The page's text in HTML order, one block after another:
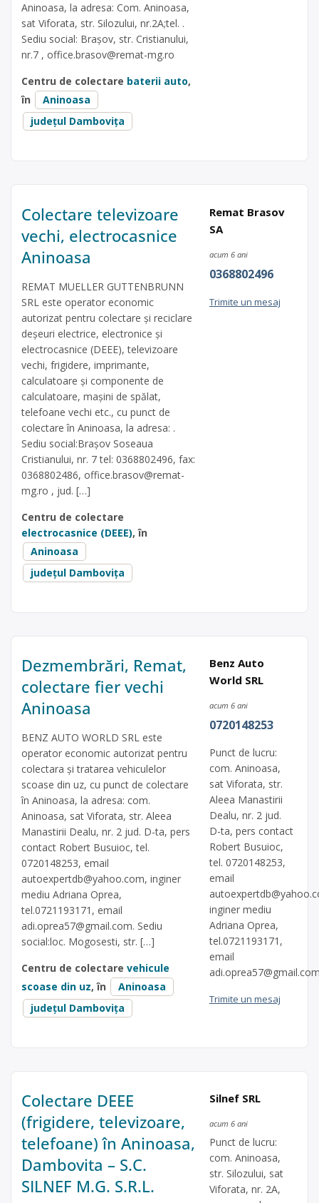
Aninoasa, la adresa: Com. Aninoasa,
sat Viforata, str. Silozului, nr.2A;tel. .
Sediu social: Brașov, str. Cristianului,
nr.7 , office.brasov@remat-mg.ro
Centru de colectare baterii auto,
în
Aninoasa
județul Dambovița
Colectare televizoare
vechi, electrocasnice
Aninoasa
REMAT MUELLER GUTTENBRUNN
SRL este operator economic
autorizat pentru colectare și reciclare
deșeuri electrice, electronice și
electrocasnice (DEEE), televizoare
vechi, frigidere, imprimante,
calculatoare și componente de
calculatoare, mașini de spălat,
telefoane vechi etc., cu punct de
colectare în Aninoasa, la adresa: .
Sediu social:Brașov Soseaua
Cristianului, nr. 7 tel: 0368802496, fax:
0368802486, office.brasov@remat-
mg.ro , jud. […]
Centru de colectare
electrocasnice (DEEE), în
Aninoasa
județul Dambovița
Remat Brasov
SA
acum 6 ani
0368802496
Trimite un mesaj
Dezmembrări, Remat,
colectare fier vechi
Aninoasa
BENZ AUTO WORLD SRL este
operator economic autorizat pentru
colectara și tratarea vehiculelor
scoase din uz, cu punct de colectare
în Aninoasa, la adresa: com.
Aninoasa, sat Viforata, str. Aleea
Manastirii Dealu, nr. 2 jud. D-ta, pers
contact Robert Busuioc, tel.
0720148253, email
autoexpertdb@yahoo.com, inginer
mediu Adriana Oprea,
tel.0721193171, email
adi.oprea57@gmail.com. Sediu
social:loc. Mogosesti, str. […]
Centru de colectare vehicule
scoase din uz, în
Aninoasa
județul Dambovița
Benz Auto
World SRL
acum 6 ani
0720148253
Punct de lucru:
com. Aninoasa,
sat Viforata, str.
Aleea Manastirii
Dealu, nr. 2 jud.
D-ta, pers contact
Robert Busuioc,
tel. 0720148253,
email
inginer mediu
Adriana Oprea,
tel.0721193171,
email
Trimite un mesaj
Colectare DEEE
(frigidere, televizoare,
telefoane) în Aninoasa,
Dambovita – S.C.
SILNEF M.G. S.R.L.
Silnef SRL
acum 6 ani
Punct de lucru:
com. Aninoasa,
str. Silozului, sat
Viforata, nr. 2A,